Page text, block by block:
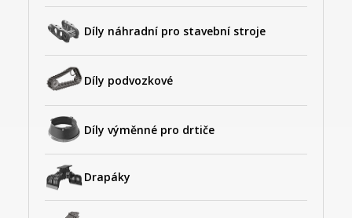
Díly náhradní pro stavební stroje
Díly podvozkové
Díly výměnné pro drtiče
Drapáky